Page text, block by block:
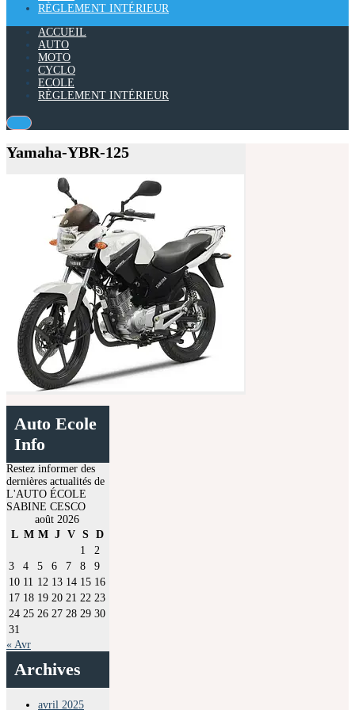
RÈGLEMENT INTÉRIEUR
ACCUEIL
AUTO
MOTO
CYCLO
ECOLE
RÈGLEMENT INTÉRIEUR
Yamaha-YBR-125
Auto Ecole
Info
Restez informer des
dernières actualités de
L'AUTO ÉCOLE
SABINE CESCO
août 2026
L M M J V S D
1
2
3
4 5 6 7 8
9
10 11 12 13 14 15 16
17 18 19 20 21 22 23
24 25 26 27 28 29 30
31
« Avr
Archives
avril 2025